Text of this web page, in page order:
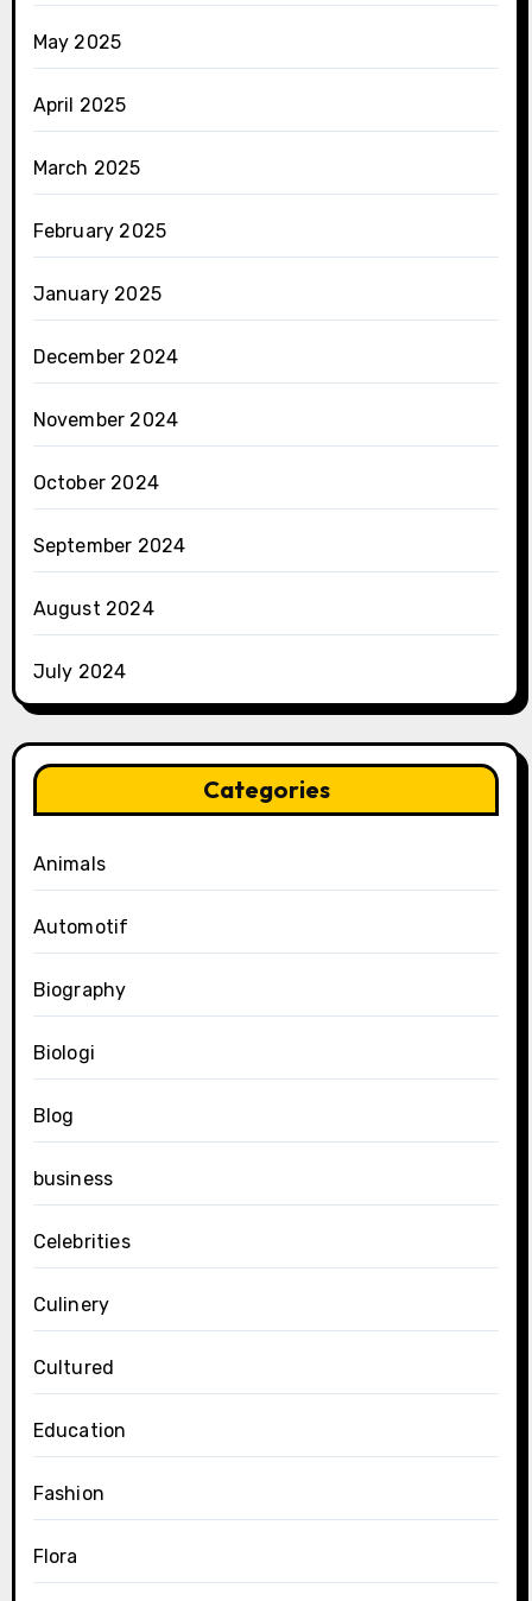
May 2025
April 2025
March 2025
February 2025
January 2025
December 2024
November 2024
October 2024
September 2024
August 2024
July 2024
Categories
Animals
Automotif
Biography
Biologi
Blog
business
Celebrities
Culinery
Cultured
Education
Fashion
Flora